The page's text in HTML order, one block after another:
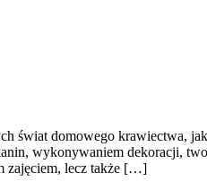
świat domowego krawiectwa,
wykonywaniem dekoracji,
zajęciem, lecz także […]